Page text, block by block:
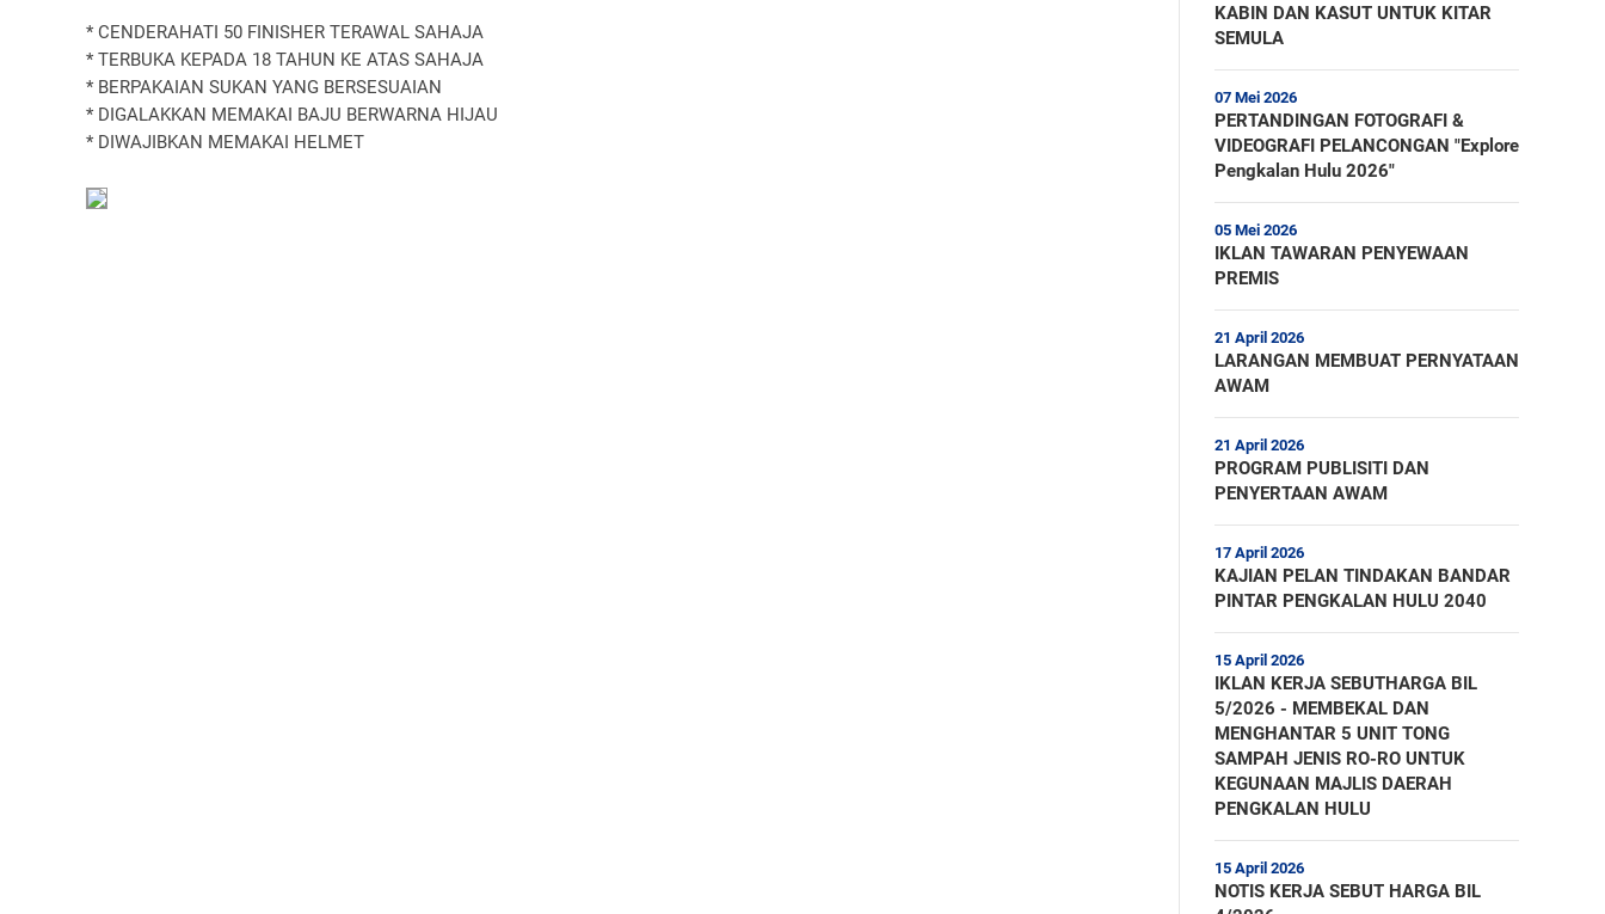
* CENDERAHATI 50 FINISHER TERAWAL SAHAJA
* TERBUKA KEPADA 18 TAHUN KE ATAS SAHAJA
* BERPAKAIAN SUKAN YANG BERSESUAIAN
* DIGALAKKAN MEMAKAI BAJU BERWARNA HIJAU
* DIWAJIBKAN MEMAKAI HELMET
KABIN DAN KASUT UNTUK KITAR
SEMULA
07 Mei 2026
PERTANDINGAN FOTOGRAFI &
VIDEOGRAFI PELANCONGAN "Explore
Pengkalan Hulu 2026"
05 Mei 2026
IKLAN TAWARAN PENYEWAAN
PREMIS
21 April 2026
LARANGAN MEMBUAT PERNYATAAN
AWAM
21 April 2026
PROGRAM PUBLISITI DAN
PENYERTAAN AWAM
17 April 2026
KAJIAN PELAN TINDAKAN BANDAR
PINTAR PENGKALAN HULU 2040
15 April 2026
IKLAN KERJA SEBUTHARGA BIL
5/2026 - MEMBEKAL DAN
MENGHANTAR 5 UNIT TONG
SAMPAH JENIS RO-RO UNTUK
KEGUNAAN MAJLIS DAERAH
PENGKALAN HULU
15 April 2026
NOTIS KERJA SEBUT HARGA BIL